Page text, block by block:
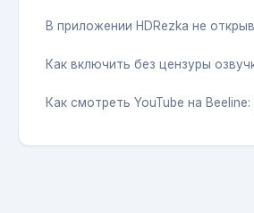
В приложении HDRezka не
Как включить без цензуры
Как смотреть YouTube на